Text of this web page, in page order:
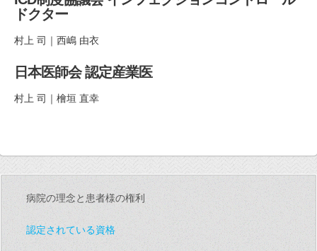
ドクター
村上 司｜西嶋 由衣
日本医師会 認定産業医
村上 司｜檜垣 直幸
病院の理念と患者様の権利
認定されている資格